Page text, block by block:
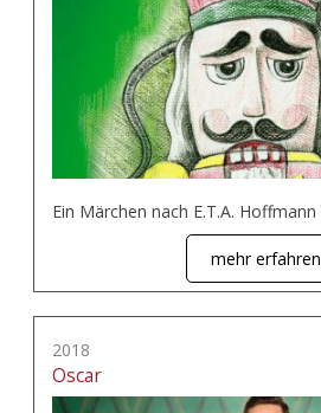
Ein Märchen nach E.T.A. Hoffmann
mehr erfahren
2018
Oscar